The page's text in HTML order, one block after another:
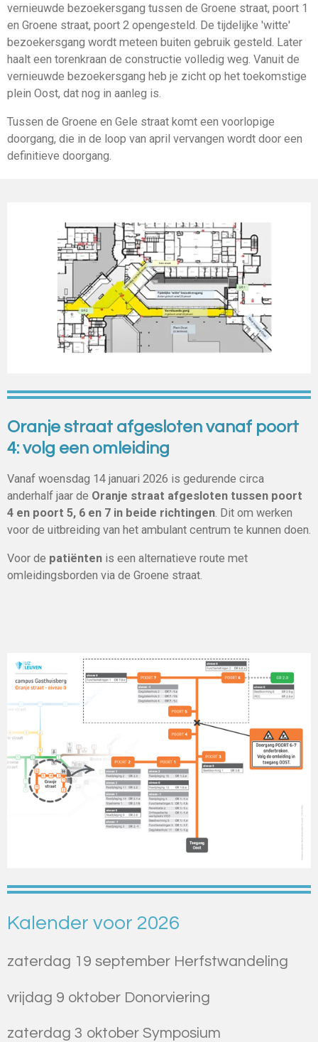
vernieuwde bezoekersgang tussen de Groene straat, poort 1
en Groene straat, poort 2 opengesteld. De tijdelijke 'witte'
bezoekersgang wordt meteen buiten gebruik gesteld. Later
haalt een torenkraan de constructie volledig weg. Vanuit de
vernieuwde bezoekersgang heb je zicht op het toekomstige
plein Oost, dat nog in aanleg is.
Tussen de Groene en Gele straat komt een voorlopige
doorgang, die in de loop van april vervangen wordt door een
definitieve doorgang.
Oranje straat afgesloten vanaf poort
4: volg een omleiding
Vanaf woensdag 14 januari 2026 is gedurende circa
anderhalf jaar de Oranje straat afgesloten tussen poort
4 en poort 5, 6 en 7 in beide richtingen. Dit om werken
voor de uitbreiding van het ambulant centrum te kunnen doen.
Voor de patiënten is een alternatieve route met
omleidingsborden via de Groene straat.
Kalender voor 2026
zaterdag 19 september Herfstwandeling
vrijdag 9 oktober Donorviering
zaterdag 3 oktober Symposium